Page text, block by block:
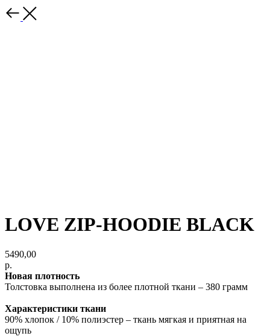
LOVE ZIP-HOODIE BLACK
5490,00
р.
Новая плотность
Толстовка выполнена из более плотной ткани – 380 грамм
Характеристики ткани
90% хлопок / 10% полиэстер – ткань мягкая и приятная на
ощупь